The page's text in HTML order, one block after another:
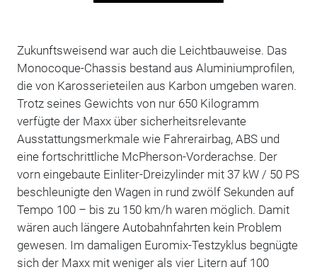
Zukunftsweisend war auch die Leichtbauweise. Das
Monocoque-Chassis bestand aus Aluminiumprofilen,
die von Karosserieteilen aus Karbon umgeben waren.
Trotz seines Gewichts von nur 650 Kilogramm
verfügte der Maxx über sicherheitsrelevante
Ausstattungsmerkmale wie Fahrerairbag, ABS und
eine fortschrittliche McPherson-Vorderachse. Der
vorn eingebaute Einliter-Dreizylinder mit 37 kW / 50 PS
beschleunigte den Wagen in rund zwölf Sekunden auf
Tempo 100 – bis zu 150 km/h waren möglich. Damit
wären auch längere Autobahnfahrten kein Problem
gewesen. Im damaligen Euromix-Testzyklus begnügte
sich der Maxx mit weniger als vier Litern auf 100